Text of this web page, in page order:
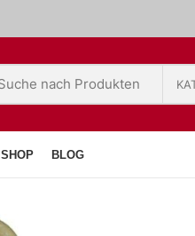
SHOP BLOG